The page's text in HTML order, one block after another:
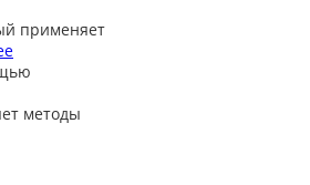
применяет
методы